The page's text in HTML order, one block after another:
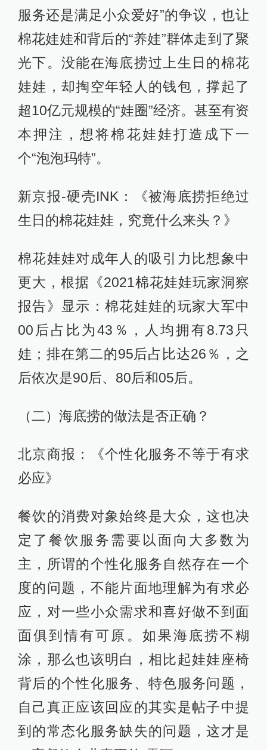
服务还是满足小众爱好”的争议，也让
棉花娃娃和背后的“养娃”群体走到了聚
光下。没能在海底捞过上生日的棉花
娃娃，却掏空年轻人的钱包，撑起了
超10亿元规模的“娃圈”经济。甚至有资
本押注，想将棉花娃娃打造成下一
个“泡泡玛特”。
新京报-硬壳INK：《被海底捞拒绝过
生日的棉花娃娃，究竟什么来头？》
棉花娃娃对成年人的吸引力比想象中
更大，根据《2021棉花娃娃玩家洞察
报告》显示：棉花娃娃的玩家大军中
00后占比为43％，人均拥有8.73只
娃；排在第二的95后占比达26％，之
后依次是90后、80后和05后。
（二）海底捞的做法是否正确？
北京商报：《个性化服务不等于有求
必应》
餐饮的消费对象始终是大众，这也决
定了餐饮服务需要以面向大多数为
主，所谓的个性化服务自然存在一个
度的问题，不能片面地理解为有求必
应，对一些小众需求和喜好做不到面
面俱到情有可原。如果海底捞不糊
涂，那么也该明白，相比起娃娃座椅
背后的个性化服务、特色服务问题，
自己真正应该回应的其实是帖子中提
到的常态化服务缺失的问题，这才是